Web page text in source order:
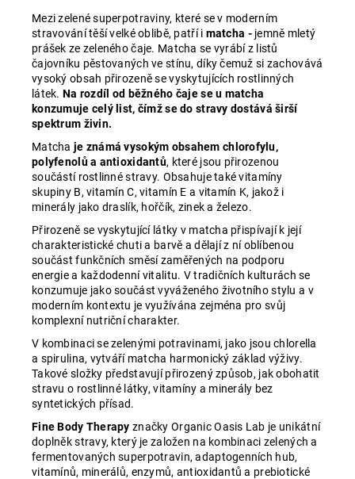
Mezi zelené superpotraviny, které se v moderním
stravování těší velké oblibě, patří i matcha -jemně mletý
prášek ze zeleného čaje. Matcha se vyrábí z listů
čajovníku pěstovaných ve stínu, díky čemuž si zachovává
vysoký obsah přirozeně se vyskytujících rostlinných
látek. Na rozdíl od běžného čaje se u matcha
konzumuje celý list, čímž se do stravy dostává širší
spektrum živin.
Matcha je známá vysokým obsahem chlorofylu,
polyfenolů a antioxidantů, které jsou přirozenou
součástí rostlinné stravy. Obsahuje také vitamíny
skupiny B, vitamín C, vitamín E a vitamín K, jakož i
minerály jako draslík, hořčík, zinek a železo.
Přirozeně se vyskytující látky v matcha přispívají k její
charakteristické chuti a barvě a dělají z ní oblíbenou
součást funkčních směsí zaměřených na podporu
energie a každodenní vitalitu. V tradičních kulturách se
konzumuje jako součást vyváženého životního stylu a v
moderním kontextu je využívána zejména pro svůj
komplexní nutriční charakter.
V kombinaci se zelenými potravinami, jako jsou chlorella
a spirulina, vytváří matcha harmonický základ výživy.
Takové složky představují přirozený způsob, jak obohatit
stravu o rostlinné látky, vitamíny a minerály bez
syntetických přísad.
Fine Body Therapy značky Organic Oasis Lab je unikátní
doplněk stravy, který je založen na kombinaci zelených a
fermentovaných superpotravin, adaptogenních hub,
vitamínů, minerálů, enzymů, antioxidantů a prebiotické